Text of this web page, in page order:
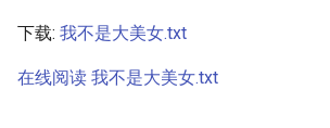
搜
索
下载: 我不是大美女.txt
在线阅读 我不是大美女.txt